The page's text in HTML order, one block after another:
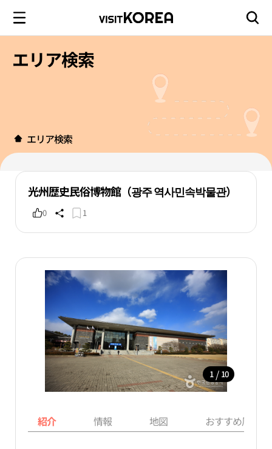
エリア検索
エリア検索
光州歴史民俗博物館（광주 역사민속박물관）
0 1
1 / 10
紹介 情報 地図 おすすめ周辺